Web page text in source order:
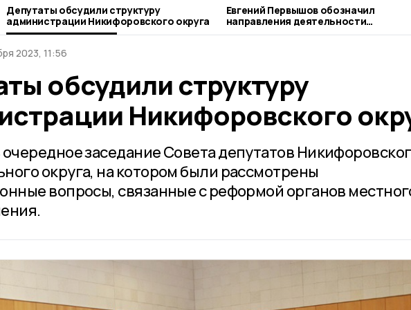
Депутаты обсудили структуру
администрации Никифоровского округа
Евгений Первышов обозначил
направления деятельности
депутатского корпуса,
2023, 11:56
обсудили структуру
Никифоровского
заседание Совета депутатов
округа, на котором были рассмотрены
вопросы, связанные с реформой органов